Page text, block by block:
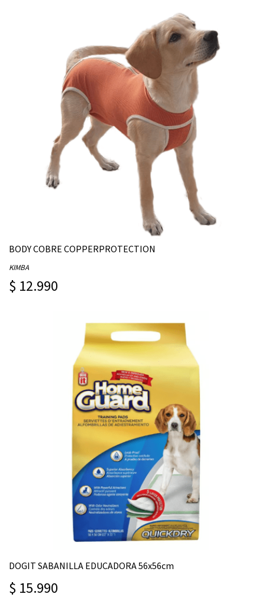
BODY COBRE COPPERPROTECTION
KIMBA
$ 12.990
DOGIT SABANILLA EDUCADORA 56x56cm
$ 15.990